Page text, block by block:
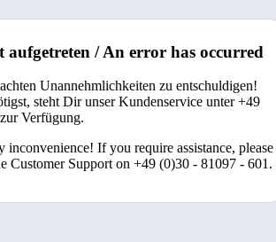
aufgetreten / An error has occurred
Unannehmlichkeiten zu entschuldigen!
steht Dir unser Kundenservice unter +49
Verfügung.
inconvenience! If you require assistance, please
Customer Support on +49 (0)30 - 81097 - 601.